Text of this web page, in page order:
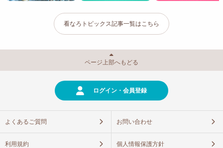
看なろトピックス記事一覧はこちら
ページ上部へもどる
ログイン・会員登録
よくあるご質問 お問い合わせ
利用規約 個人情報保護方針